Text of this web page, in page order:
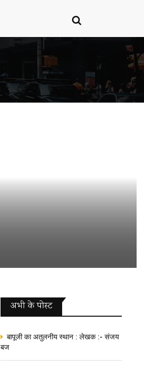
अभी के पोस्‍ट
बापूजी का अतुलनीय स्थान : लेखक :- संजय
बज